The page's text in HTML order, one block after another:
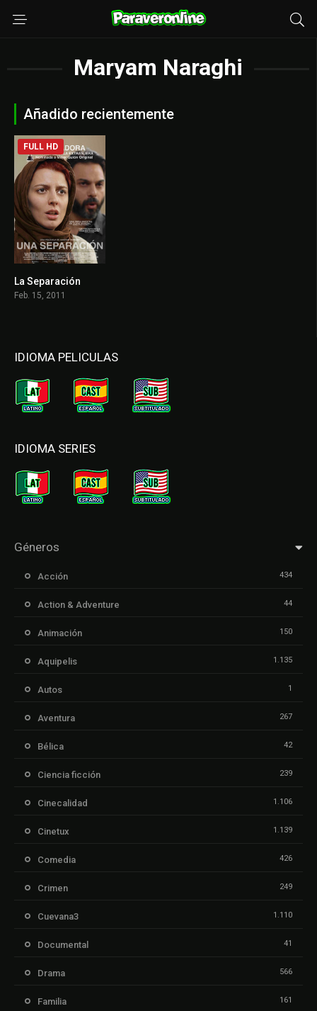
Maryam Naraghi
Añadido recientemente
FULL HD
La Separación
Feb. 15, 2011
IDIOMA PELICULAS
IDIOMA SERIES
Géneros
Acción 434
Action & Adventure 44
Animación 150
Aquipelis 1.135
Autos 1
Aventura 267
Bélica 42
Ciencia ficción 239
Cinecalidad 1.106
Cinetux 1.139
Comedia 426
Crimen 249
Cuevana3 1.110
Documental 41
Drama 566
Familia 161